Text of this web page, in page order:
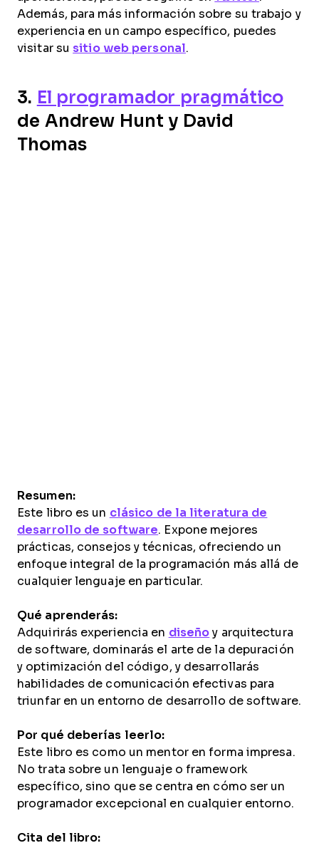
Además, para más información sobre su trabajo y
experiencia en un campo específico, puedes
visitar su sitio web personal.
3. El programador pragmático
de Andrew Hunt y David
Thomas
Resumen:
Este libro es un clásico de la literatura de
desarrollo de software. Expone mejores
prácticas, consejos y técnicas, ofreciendo un
enfoque integral de la programación más allá de
cualquier lenguaje en particular.
Qué aprenderás:
Adquirirás experiencia en diseño y arquitectura
de software, dominarás el arte de la depuración
y optimización del código, y desarrollarás
habilidades de comunicación efectivas para
triunfar en un entorno de desarrollo de software.
Por qué deberías leerlo:
Este libro es como un mentor en forma impresa.
No trata sobre un lenguaje o framework
específico, sino que se centra en cómo ser un
programador excepcional en cualquier entorno.
Cita del libro: